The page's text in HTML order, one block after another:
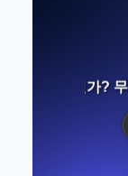
란 무엇인가?